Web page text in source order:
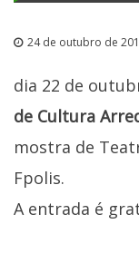
24 de outubro de
dia 22 de
de Cultura
mostra de
Fpolis.
A entrada é